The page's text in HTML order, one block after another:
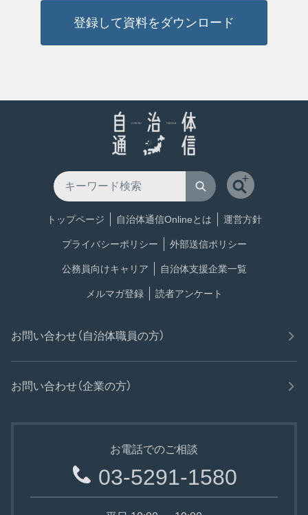
登録して資料をダウンロード
トップページ 自治体通信Onlineとは 運営方針
プライバシーポリシー 外部送信ポリシー
公務員向けキャリア 自治体支援企業一覧
メルマガ登録 読者アンケート
お問い合わせ（自治体職員の方）
お問い合わせ（企業の方）
お電話でのご相談
03-5291-1580